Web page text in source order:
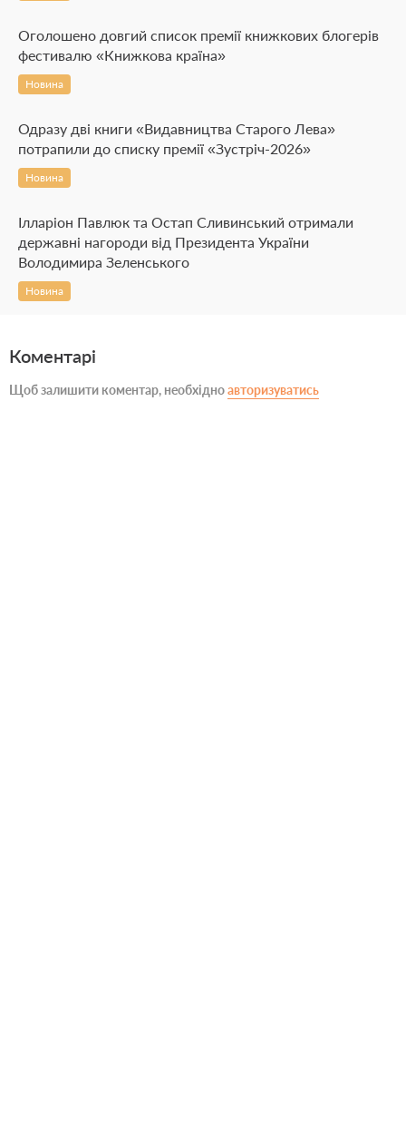
Оголошено довгий список премії книжкових блогерів
фестивалю «Книжкова країна»
Новина
Одразу дві книги «Видавництва Старого Лева»
потрапили до списку премії «Зустріч-2026»
Новина
Ілларіон Павлюк та Остап Сливинський отримали
державні нагороди від Президента України
Володимира Зеленського
Новина
Коментарі
Щоб залишити коментар, необхідноавторизуватись